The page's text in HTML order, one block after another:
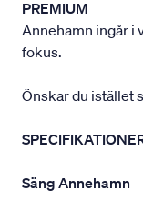
PREMIUM
Annehamn ingår i
fokus.
Önskar du istället
Säng Annehamn